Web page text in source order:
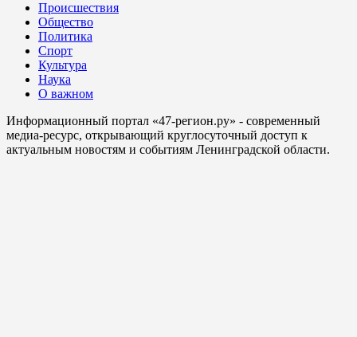
Происшествия
Общество
Политика
Спорт
Культура
Наука
О важном
Информационный портал «47-регион.ру» - современный
медиа-ресурс, открывающий круглосуточный доступ к
актуальным новостям и событиям Ленинградской области.